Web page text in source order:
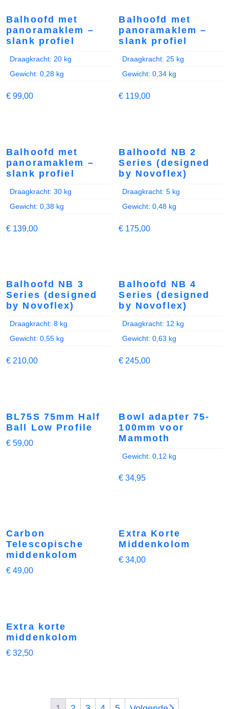
Balhoofd met
panoramaklem –
slank profiel
Draagkracht: 20 kg
Gewicht: 0,28 kg
€ 99,00
Balhoofd met
panoramaklem –
slank profiel
Draagkracht: 25 kg
Gewicht: 0,34 kg
€ 119,00
Balhoofd met
panoramaklem –
slank profiel
Draagkracht: 30 kg
Gewicht: 0,38 kg
€ 139,00
Balhoofd NB 2
Series (designed
by Novoflex)
Draagkracht: 5 kg
Gewicht: 0,48 kg
€ 175,00
Balhoofd NB 3
Series (designed
by Novoflex)
Draagkracht: 8 kg
Gewicht: 0,55 kg
€ 210,00
Balhoofd NB 4
Series (designed
by Novoflex)
Draagkracht: 12 kg
Gewicht: 0,63 kg
€ 245,00
BL75S 75mm Half
Ball Low Profile
€ 59,00
Bowl adapter 75-
100mm voor
Mammoth
Gewicht: 0,12 kg
€ 34,95
Carbon
Telescopische
middenkolom
€ 49,00
Extra Korte
Middenkolom
€ 34,00
Extra korte
middenkolom
€ 32,50